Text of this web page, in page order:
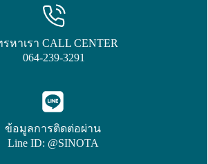
หาเรา CALL CENTER
064-239-3291
ข้อมูลการติดต่อผ่าน
Line ID: @SINOTA